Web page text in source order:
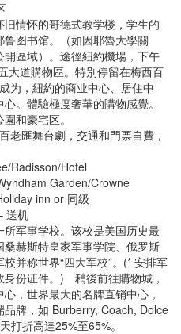
情怀的哥德式教学楼，学生的
图书馆。（如因耶魯大學關
區域）。途徑紐約機場，下午
大道購物區。特別停留在梅西百
为，紐約的商业中心、居住中
。體驗極度奢華的購物感覺。
和豪宅区。
老匯舞台劇，交通和門票自費，
Radisson/Hotel
Garden/Crowne
inn or 同级
送机
军事学校。该校是美国历史最
赫斯特皇家军事学院、俄罗斯
并称世界“四大军校”。(* 安排军
身份证件。) 稍後前往購物城，
，世界最大的名牌直销中心，
牌，如 Burberry, Coach, Dolce
打折高達25%至65%。